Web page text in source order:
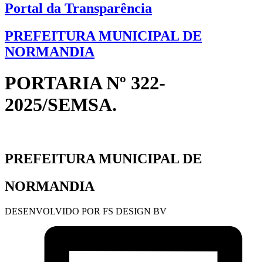
Portal da Transparência
PREFEITURA MUNICIPAL DE
NORMANDIA
PORTARIA Nº 322-
2025/SEMSA.
PREFEITURA MUNICIPAL DE
NORMANDIA
DESENVOLVIDO POR FS DESIGN BV